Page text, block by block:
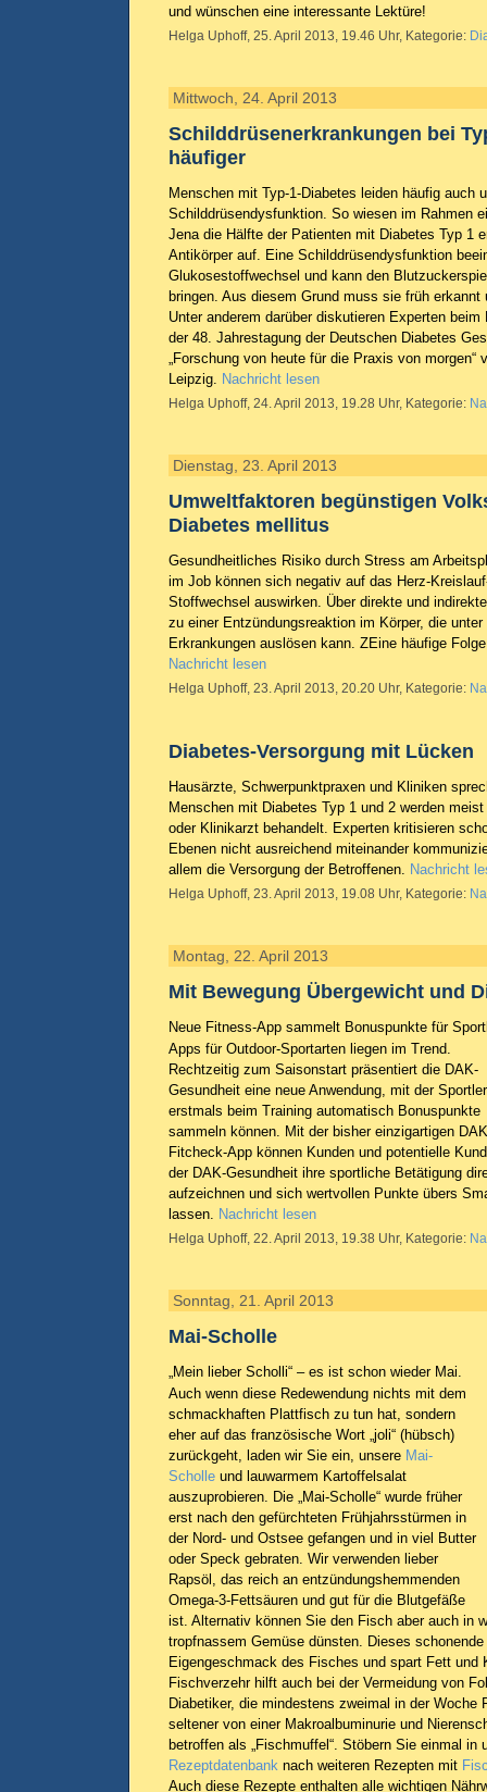
und wünschen eine interessante Lektüre!
Helga Uphoff, 25. April 2013, 19.46 Uhr, Kategorie:
Mittwoch, 24. April 2013
Schilddrüsenerkrankungen bei
häufiger
Menschen mit Typ-1-Diabetes leiden häufig auch
Schilddrüsendysfunktion. So wiesen im Rahmen
Jena die Hälfte der Patienten mit Diabetes Typ 1
Antikörper auf. Eine Schilddrüsendysfunktion
Glukosestoffwechsel und kann den
bringen. Aus diesem Grund muss sie früh erkannt
Unter anderem darüber diskutieren Experten
der 48. Jahrestagung der Deutschen Diabetes
„Forschung von heute für die Praxis von morgen“
Leipzig. Nachricht lesen
Helga Uphoff, 24. April 2013, 19.28 Uhr, Kategorie:
Dienstag, 23. April 2013
Umweltfaktoren begünstigen
Diabetes mellitus
Gesundheitliches Risiko durch Stress am
im Job können sich negativ auf das Herz-
Stoffwechsel auswirken. Über direkte und
zu einer Entzündungsreaktion im Körper, die
Erkrankungen auslösen kann. ZEine häufige
Nachricht lesen
Helga Uphoff, 23. April 2013, 20.20 Uhr, Kategorie:
Diabetes-Versorgung mit Lücken
Hausärzte, Schwerpunktpraxen und Kliniken
Menschen mit Diabetes Typ 1 und 2 werden
oder Klinikarzt behandelt. Experten kritisieren
Ebenen nicht ausreichend miteinander
allem die Versorgung der Betroffenen. Nachricht
Helga Uphoff, 23. April 2013, 19.08 Uhr, Kategorie:
Montag, 22. April 2013
Mit Bewegung Übergewicht und
Neue Fitness-App sammelt Bonuspunkte für
Apps für Outdoor-Sportarten liegen im Trend.
Rechtzeitig zum Saisonstart präsentiert die DAK-
Gesundheit eine neue Anwendung, mit der Sportler
erstmals beim Training automatisch Bonuspunkte
sammeln können. Mit der bisher einzigartigen
Fitcheck-App können Kunden und potentielle
der DAK-Gesundheit ihre sportliche Betätigung
aufzeichnen und sich wertvollen Punkte übers
lassen. Nachricht lesen
Helga Uphoff, 22. April 2013, 19.38 Uhr, Kategorie:
Sonntag, 21. April 2013
Mai-Scholle
„Mein lieber Scholli“ – es ist schon wieder Mai.
Auch wenn diese Redewendung nichts mit dem
schmackhaften Plattfisch zu tun hat, sondern
eher auf das französische Wort „joli“ (hübsch)
zurückgeht, laden wir Sie ein, unsere Mai-
Scholle und lauwarmem Kartoffelsalat
auszuprobieren. Die „Mai-Scholle“ wurde früher
erst nach den gefürchteten Frühjahrsstürmen in
der Nord- und Ostsee gefangen und in viel Butter
oder Speck gebraten. Wir verwenden lieber
Rapsöl, das reich an entzündungshemmenden
Omega-3-Fettsäuren und gut für die Blutgefäße
ist. Alternativ können Sie den Fisch aber auch in
tropfnassem Gemüse dünsten. Dieses
Eigengeschmack des Fisches und spart Fett und
Fischverzehr hilft auch bei der Vermeidung von
Diabetiker, die mindestens zweimal in der Woche
seltener von einer Makroalbuminurie und
betroffen als „Fischmuffel“. Stöbern Sie einmal in
Rezeptdatenbank nach weiteren Rezepten mit
Auch diese Rezepte enthalten alle wichtigen